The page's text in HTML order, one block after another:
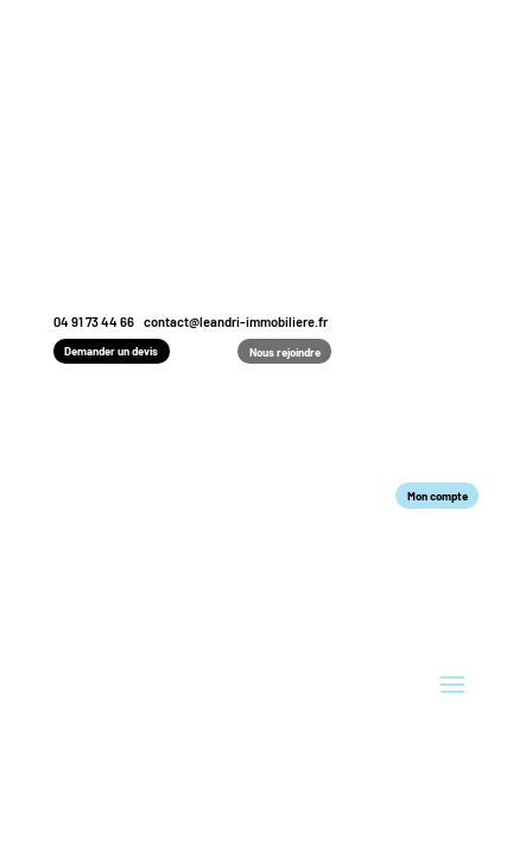
04 91 73 44 66 contact@leandri-immobiliere.fr
Demander un devis Nous rejoindre
Mon compte